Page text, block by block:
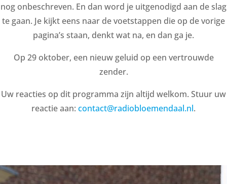
nog onbeschreven. En dan word je uitgenodigd aan de slag
te gaan. Je kijkt eens naar de voetstappen die op de vorige
pagina’s staan, denkt wat na, en dan ga je.
Op 29 oktober, een nieuw geluid op een vertrouwde
zender.
Uw reacties op dit programma zijn altijd welkom. Stuur uw
reactie aan: contact@radiobloemendaal.nl.